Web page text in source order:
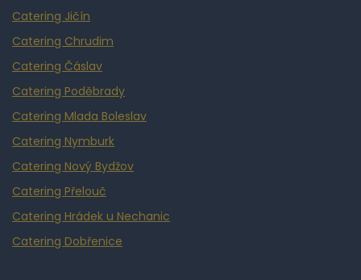
Catering Jičín
Catering Chrudim
Catering Čáslav
Catering Poděbrady
Catering Mlada Boleslav
Catering Nymburk
Catering Nový Bydžov
Catering Přelouč
Catering Hrádek u Nechanic
Catering Dobřenice